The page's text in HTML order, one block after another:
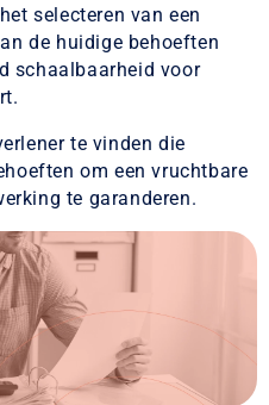
selecteren van een
de huidige behoeften
schaalbaarheid voor
te vinden die
om een vruchtbare
te garanderen.